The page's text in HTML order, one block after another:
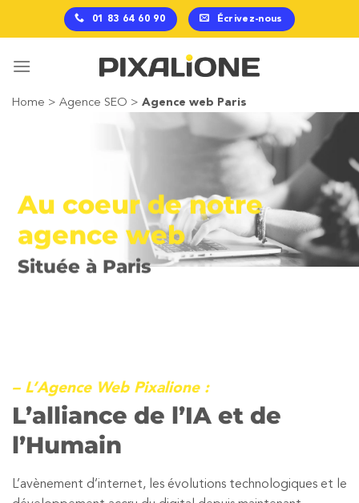
01 83 64 60 90 Écrivez-nous
Home > Agence SEO > Agence web Paris
Au coeur de notre
agence web
Située à Paris
– L’Agence Web Pixalione :
L’alliance de l’IA et de
l’Humain
L’avènement d’internet, les évolutions technologiques et le